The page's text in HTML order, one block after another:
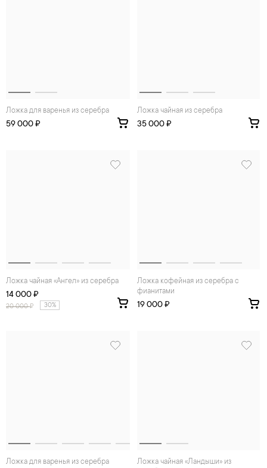
Ложка для варенья из серебра
59 000 ₽
Ложка чайная из серебра
35 000 ₽
Ложка чайная «Ангел» из серебра
14 000 ₽
20 000₽ 30%
Ложка кофейная из серебра с
фианитами
19 000 ₽
Ложка для варенья из серебра
Ложка чайная «Ландыши» из